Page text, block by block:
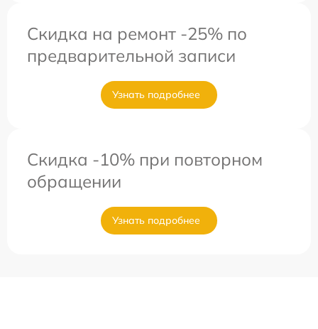
Скидка на ремонт -25% по
предварительной записи
Узнать подробнее
Скидка -10% при повторном
обращении
Узнать подробнее